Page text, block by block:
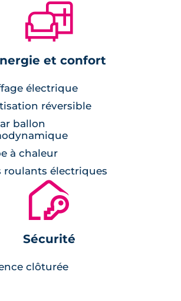
🛋
et confort
électrique
réversible
ballon
à chaleur
roulants électriques
🔐
Sécurité
clôturée